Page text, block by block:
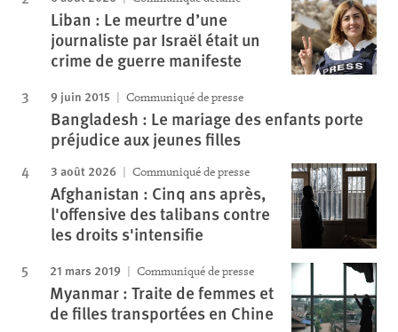
Liban : Le meurtre d’une
journaliste par Israël était un
crime de guerre manifeste
9 juin 2015 Communiqué de presse
Bangladesh : Le mariage des enfants porte
préjudice aux jeunes filles
3 août 2026 Communiqué de presse
Afghanistan : Cinq ans après,
l'offensive des talibans contre
les droits s'intensifie
21 mars 2019 Communiqué de presse
Myanmar : Traite de femmes et
de filles transportées en Chine